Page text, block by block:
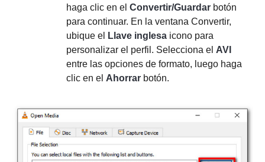
haga clic en el Convertir/Guardar botón
para continuar. En la ventana Convertir,
ubique el
Llave inglesa icono para
personalizar el perfil. Selecciona el AVI
entre las opciones de formato, luego haga
clic en el Ahorrar botón.